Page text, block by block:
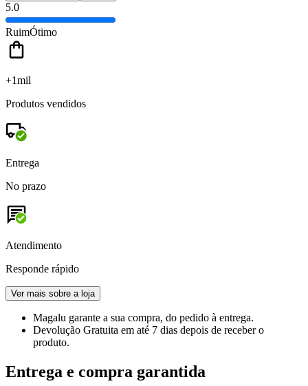
5.0
RuimÓtimo
+1mil
Produtos vendidos
Entrega
No prazo
Atendimento
Responde rápido
Ver mais sobre a loja
Magalu garante a sua compra, do pedido à entrega.
Devolução Gratuita em até 7 dias depois de receber o
produto.
Entrega e compra garantida